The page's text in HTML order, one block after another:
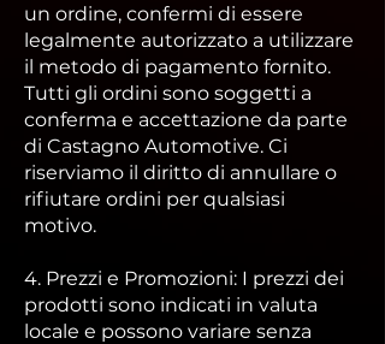
un ordine, confermi di essere
legalmente autorizzato a utilizzare
il metodo di pagamento fornito.
Tutti gli ordini sono soggetti a
conferma e accettazione da parte
di Castagno Automotive. Ci
riserviamo il diritto di annullare o
rifiutare ordini per qualsiasi
motivo.
4. Prezzi e Promozioni: I prezzi dei
prodotti sono indicati in valuta
locale e possono variare senza